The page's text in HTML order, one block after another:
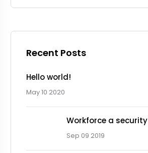
Recent Posts
Hello world!
May 10 2020
Workforce a security
Sep 09 2019